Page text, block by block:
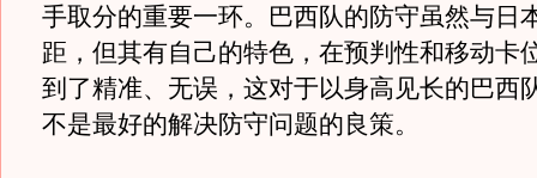
手取分的重要一环。巴西队的防守虽然与日
距，但其有自己的特色，在预判性和移动卡
到了精准、无误，这对于以身高见长的巴西
不是最好的解决防守问题的良策。